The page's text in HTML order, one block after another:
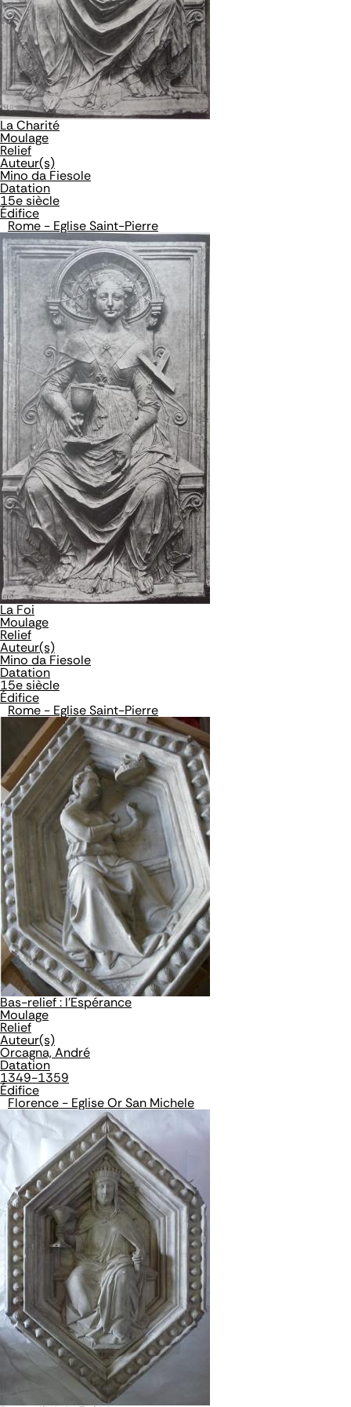
La Charité
Moulage
Relief
Auteur(s)
Mino da Fiesole
Datation
15e siècle
Édifice
Rome - Eglise Saint-Pierre
La Foi
Moulage
Relief
Auteur(s)
Mino da Fiesole
Datation
15e siècle
Édifice
Rome - Eglise Saint-Pierre
Bas-relief : l'Espérance
Moulage
Relief
Auteur(s)
Orcagna, André
Datation
1349-1359
Édifice
Florence - Eglise Or San Michele